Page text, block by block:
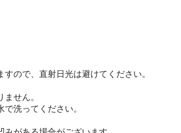
ので、直射日光は避けてください。
せん。
洗ってください。